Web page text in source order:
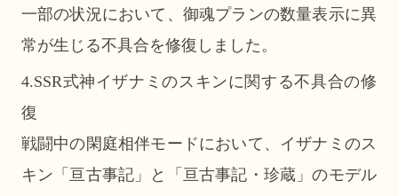
一部の状況において、御魂プランの数量表示に異
常が生じる不具合を修復しました。
4.SSR式神イザナミのスキンに関する不具合の修
復
戦闘中の閑庭相伴モードにおいて、イザナミのス
キン「亘古事記」と「亘古事記・珍蔵」のモデル